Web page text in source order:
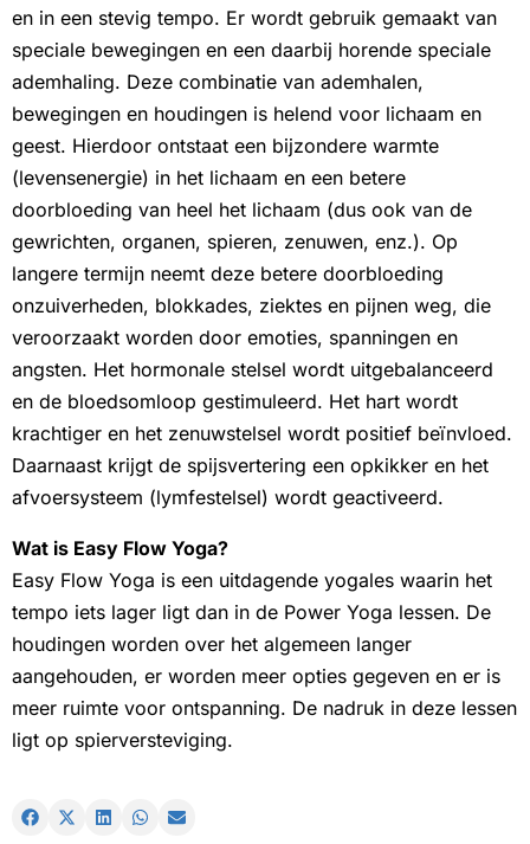
en in een stevig tempo. Er wordt gebruik gemaakt van
speciale bewegingen en een daarbij horende speciale
ademhaling. Deze combinatie van ademhalen,
bewegingen en houdingen is helend voor lichaam en
geest. Hierdoor ontstaat een bijzondere warmte
(levensenergie) in het lichaam en een betere
doorbloeding van heel het lichaam (dus ook van de
gewrichten, organen, spieren, zenuwen, enz.). Op
langere termijn neemt deze betere doorbloeding
onzuiverheden, blokkades, ziektes en pijnen weg, die
veroorzaakt worden door emoties, spanningen en
angsten. Het hormonale stelsel wordt uitgebalanceerd
en de bloedsomloop gestimuleerd. Het hart wordt
krachtiger en het zenuwstelsel wordt positief beïnvloed.
Daarnaast krijgt de spijsvertering een opkikker en het
afvoersysteem (lymfestelsel) wordt geactiveerd.
Wat is Easy Flow Yoga?
Easy Flow Yoga is een uitdagende yogales waarin het
tempo iets lager ligt dan in de Power Yoga lessen. De
houdingen worden over het algemeen langer
aangehouden, er worden meer opties gegeven en er is
meer ruimte voor ontspanning. De nadruk in deze lessen
ligt op spierversteviging.